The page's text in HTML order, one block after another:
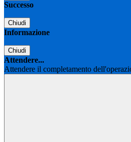
Successo
Chiudi
Informazione
Chiudi
Attendere...
Attendere il completamento